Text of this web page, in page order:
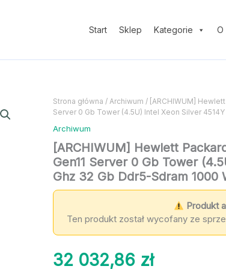
Start Sklep Kategorie O
Strona główna / Archiwum / [ARCHIWUM]
Server 0 Gb Tower (4.5U) Intel Xeon Silver
Archiwum
[ARCHIWUM] Hewlett
Gen11 Server 0 Gb Tower
Ghz 32 Gb Ddr5-Sdram 1000
Produkt
Ten produkt został wycofany ze
32 032,86 zł